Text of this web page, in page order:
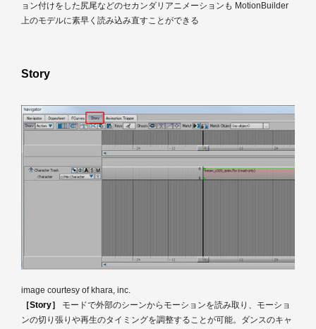
ョン付けをした尻尾などのセカンダリアニメーションも MotionBuilder
上のモデルに素早く読み込み直すことができる
Story
image courtesy of khara, inc.
［Story］
モードで外部のシーンからモーションを読み取り、モーショ
ンの切り張りや再生のタイミングを調整することが可能。ダンスのキャ